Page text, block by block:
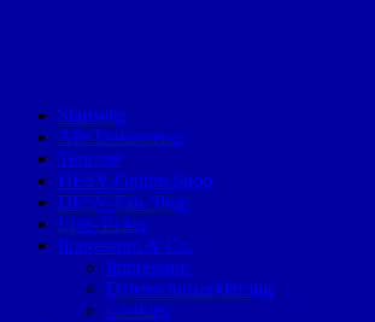
Startseite
Alle Dokumente
Termine
DESV-Online-Shop
DESV-Fan-Shop
Live-Ticker
Impressum & Co.
Impressum
Datenschutzerklärung
Cookies